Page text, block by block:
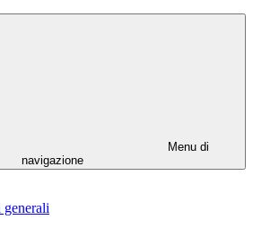
Menu di
navigazione